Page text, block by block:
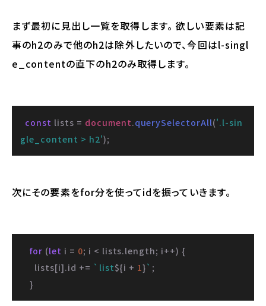
まず最初に見出し一覧を取得します。 欲しい要素は記
事のh2のみで他のh2は除外したいので、今回はl-singl
e_contentの直下のh2のみ取得します。
const lists = document.querySelectorAll('.l-sin
gle_content > h2');
次にその要素をfor分を使ってidを振っていきます。
for (let i = 0; i < lists.length; i++) {
      lists[i].
id += `list${i + 1}` ;
    }